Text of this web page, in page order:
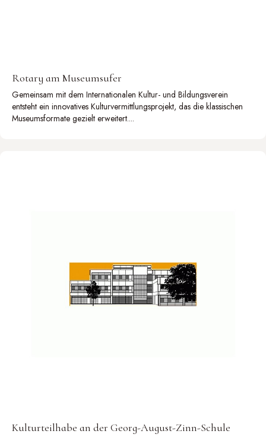
Rotary am Museumsufer
Gemeinsam mit dem Internationalen Kultur- und Bildungsverein
entsteht ein innovatives Kulturvermittlungsprojekt, das die klassischen
Museumsformate gezielt erweitert....
Kulturteilhabe an der Georg-August-Zinn-Schule